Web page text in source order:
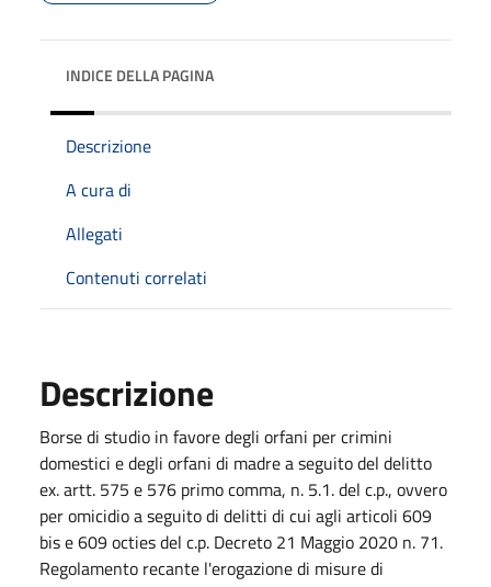
INDICE DELLA PAGINA
Descrizione
A cura di
Allegati
Contenuti correlati
Descrizione
Borse di studio in favore degli orfani per crimini
domestici e degli orfani di madre a seguito del delitto
ex. artt. 575 e 576 primo comma, n. 5.1. del c.p., ovvero
per omicidio a seguito di delitti di cui agli articoli 609
bis e 609 octies del c.p. Decreto 21 Maggio 2020 n. 71.
Regolamento recante l'erogazione di misure di